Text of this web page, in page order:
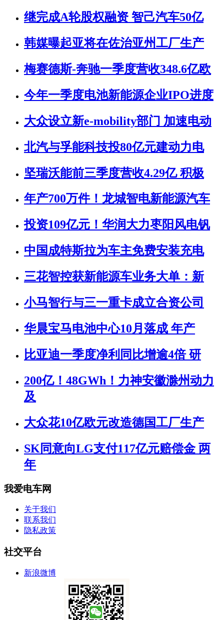
继完成A轮股权融资 智己汽车50亿
韩媒曝起亚将在佐治亚州工厂生产
梅赛德斯-奔驰一季度营收348.6亿欧
今年一季度电池新能源企业IPO进度
大众设立新e-mobility部门 加速电动
北汽与孚能科技投80亿元建动力电
坚瑞沃能前三季度营收4.29亿 积极
年产700万件！龙城智电新能源汽车
投资109亿元！华润大力枣阳风电钒
中国成特斯拉为车主免费安装充电
三花智控获新能源车业务大单：新
小马智行与三一重卡成立合资公司
华晨宝马电池中心10月落成 年产
比亚迪一季度净利同比增逾4倍 研
200亿！48GWh！力神安徽滁州动力
及
大众花10亿欧元改造德国工厂生产
SK同意向LG支付117亿元赔偿金 两
年
我爱电车网
关于我们
联系我们
隐私政策
社交平台
新浪微博